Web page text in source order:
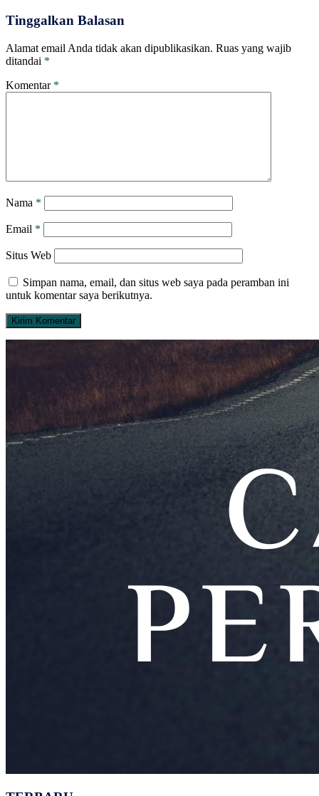
Tinggalkan Balasan
Alamat email Anda tidak akan dipublikasikan. Ruas yang wajib
ditandai *
Komentar *
Nama *
Email *
Situs Web
Simpan nama, email, dan situs web saya pada peramban ini
untuk komentar saya berikutnya.